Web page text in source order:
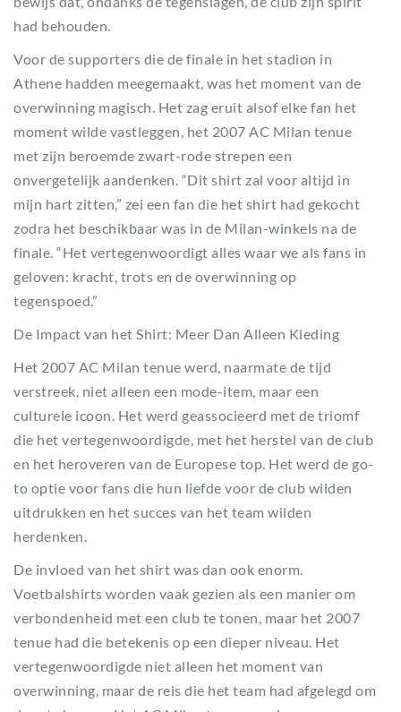
had behouden.
Voor de supporters die de finale in het stadion in
Athene hadden meegemaakt, was het moment van de
overwinning magisch. Het zag eruit alsof elke fan het
moment wilde vastleggen, het 2007 AC Milan tenue
met zijn beroemde zwart-rode strepen een
onvergetelijk aandenken. “Dit shirt zal voor altijd in
mijn hart zitten,” zei een fan die het shirt had gekocht
zodra het beschikbaar was in de Milan-winkels na de
finale. “Het vertegenwoordigt alles waar we als fans in
geloven: kracht, trots en de overwinning op
tegenspoed.”
De Impact van het Shirt: Meer Dan Alleen Kleding
Het 2007 AC Milan tenue werd, naarmate de tijd
verstreek, niet alleen een mode-item, maar een
culturele icoon. Het werd geassocieerd met de triomf
die het vertegenwoordigde, met het herstel van de club
en het heroveren van de Europese top. Het werd de go-
to optie voor fans die hun liefde voor de club wilden
uitdrukken en het succes van het team wilden
herdenken.
De invloed van het shirt was dan ook enorm.
Voetbalshirts worden vaak gezien als een manier om
verbondenheid met een club te tonen, maar het 2007
tenue had die betekenis op een dieper niveau. Het
vertegenwoordigde niet alleen het moment van
overwinning, maar de reis die het team had afgelegd om